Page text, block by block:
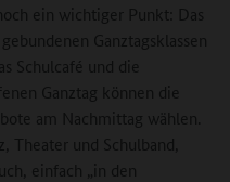
ein wichtiger Punkt: Das
Ganztagsklassen
Schulcafé und die
Ganztag können die
am Nachmittag wählen.
Theater und Schulband,
einfach „in den